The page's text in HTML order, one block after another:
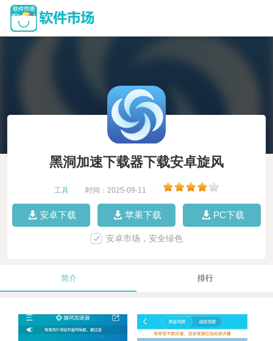
黑洞加速下载器下载安卓旋风
工具 时间：2025-09-11
安卓下载 苹果下载 PC下载
安卓市场，安全绿色
简介 排行